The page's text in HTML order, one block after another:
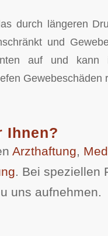
durch längeren
und
auf und kann
Gewebeschäden
Ihnen?
Arzthaftung,
. Bei speziellen
uns aufnehmen.